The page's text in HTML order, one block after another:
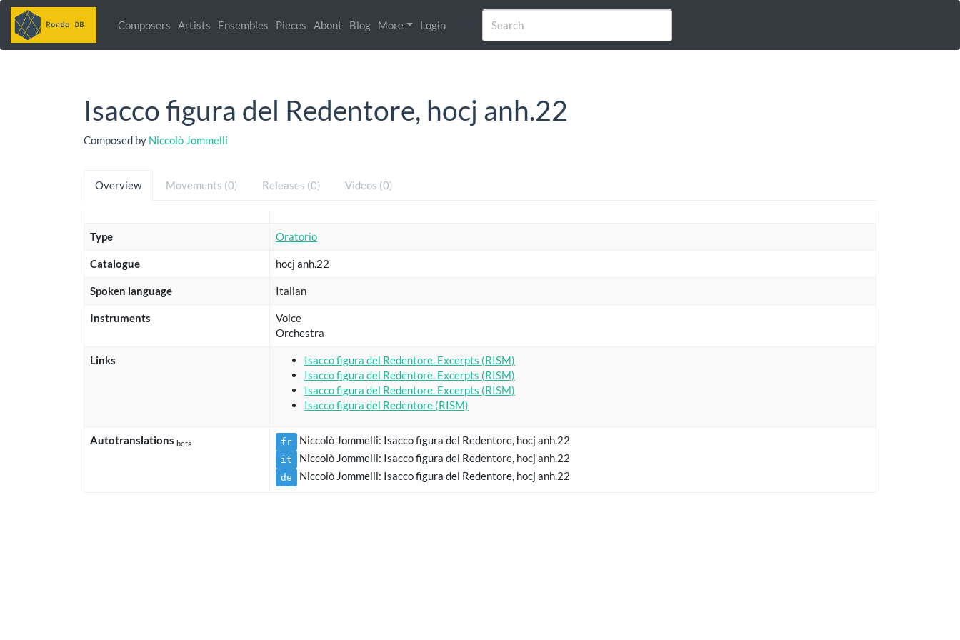
Composers Artists Ensembles Pieces About Blog More Login
Isacco figura del Redentore, hocj anh.22
Composed by Niccolò Jommelli
Overview Movements (0) Releases (0) Videos (0)
Type Oratorio
Catalogue hocj anh.22
Spoken language Italian
Instruments
Voice
Orchestra
Links
Isacco figura del Redentore. Excerpts (RISM)
Isacco figura del Redentore. Excerpts (RISM)
Isacco figura del Redentore. Excerpts (RISM)
Isacco figura del Redentore (RISM)
Autotranslations beta fr Niccolò Jommelli: Isacco figura del Redentore, hocj anh.22
it Niccolò Jommelli: Isacco figura del Redentore, hocj anh.22
de Niccolò Jommelli: Isacco figura del Redentore, hocj anh.22